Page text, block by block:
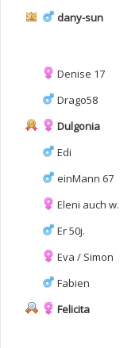
dany-sun
Denise 17
Drago58
Dulgonia
Edi
einMann 67
Eleni auch w.
Er 50j.
Eva / Simon
Fabien
Felicita